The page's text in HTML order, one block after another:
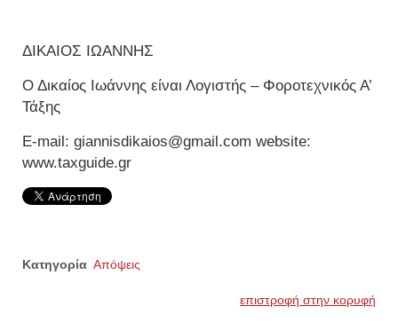
ΔΙΚΑΙΟΣ ΙΩΑΝΝΗΣ
Ο Δικαίος Ιωάννης είναι Λογιστής – Φοροτεχνικός Α’
Τάξης
E-mail: giannisdikaios@gmail.com website:
www.taxguide.gr
Κατηγορία Απόψεις
επιστροφή στην κορυφή